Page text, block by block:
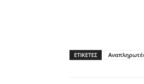
ΕΤΙΚΕΤΕΣ